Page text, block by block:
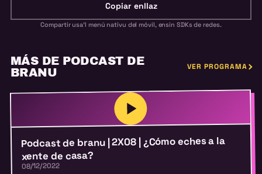
Copiar enllaz
Compartir usa'l menú nativu del móvil, ensin SDKs de redes.
MÁS DE PODCAST DE
BRANU
VER PROGRAMA
Podcast de branu | 2X08 | ¿Cómo eches a la
xente de casa?
08/12/2022